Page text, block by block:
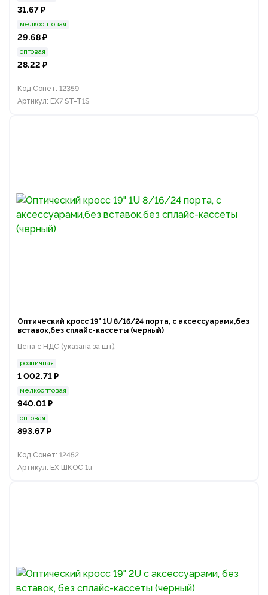
31.67 ₽
мелкооптовая
29.68 ₽
оптовая
28.22 ₽
Код Сонет: 12359
Артикул: EX7 ST-T1S
Оптический кросс 19" 1U 8/16/24 порта, с аксессуарами,без
вставок,без сплайс-кассеты (черный)
Цена с НДС (указана за шт):
розничная
1 002.71 ₽
мелкооптовая
940.01 ₽
оптовая
893.67 ₽
Код Сонет: 12452
Артикул: EX ШКОС 1u